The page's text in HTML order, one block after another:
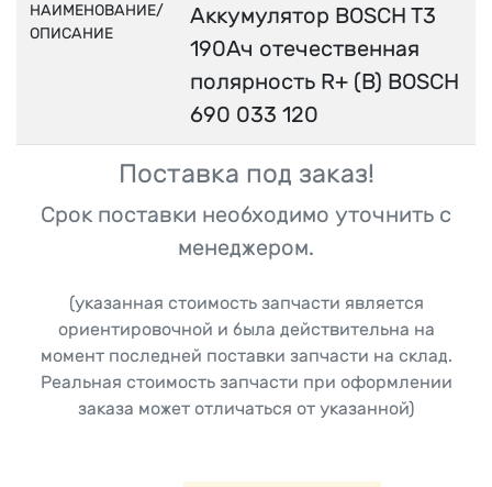
НАИМЕНОВАНИЕ/
ОПИСАНИЕ
Аккумулятор BOSCH T3
190Ач отечественная
полярность R+ (B) BOSCH
690 033 120
Поставка под заказ!
Срок поставки необходимо уточнить с
менеджером.
(указанная стоимость запчасти является
ориентировочной и была действительна на
момент последней поставки запчасти на склад.
Реальная стоимость запчасти при оформлении
заказа может отличаться от указанной)